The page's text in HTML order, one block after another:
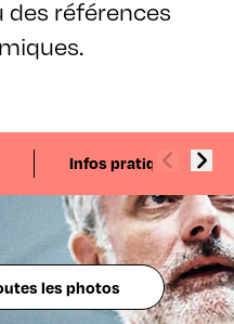
des références
Infos pratiques
les photos